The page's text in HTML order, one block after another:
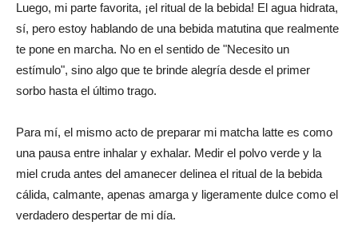
Luego, mi parte favorita, ¡el ritual de la bebida! El agua hidrata,
sí, pero estoy hablando de una bebida matutina que realmente
te pone en marcha. No en el sentido de "Necesito un
estímulo", sino algo que te brinde alegría desde el primer
sorbo hasta el último trago.
Para mí, el mismo acto de preparar mi matcha latte es como
una pausa entre inhalar y exhalar. Medir el polvo verde y la
miel cruda antes del amanecer delinea el ritual de la bebida
cálida, calmante, apenas amarga y ligeramente dulce como el
verdadero despertar de mi día.